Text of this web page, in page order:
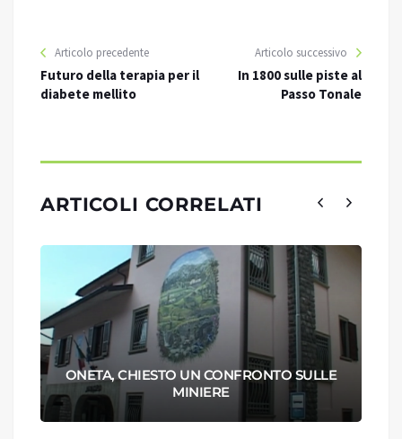
Articolo precedente
Futuro della terapia per il
diabete mellito
Articolo successivo
In 1800 sulle piste al
Passo Tonale
ARTICOLI CORRELATI
ONETA, CHIESTO UN CONFRONTO SULLE
MINIERE